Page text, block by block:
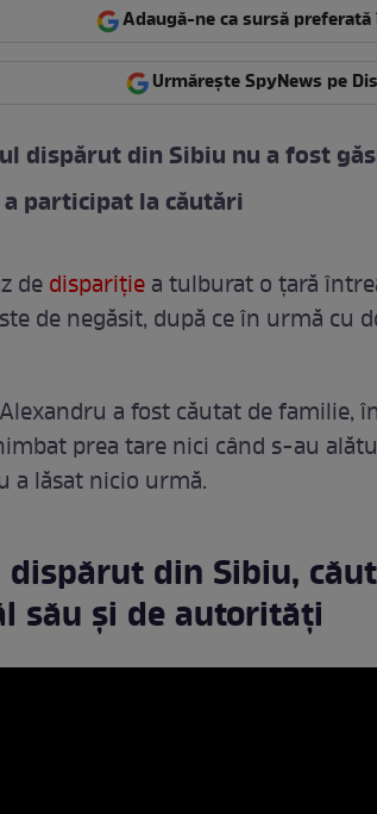
Adaugă-ne ca sursă preferată
Urmărește SpyNews pe
dispărut din Sibiu nu a fost
participat la căutări
dedisparițiea tulburat o țară
de negăsit, după ce în urmă cu
a fost căutat de familie,
prea tare nici când s-au
a lăsat nicio urmă.
dispărut din Sibiu,
său și de autorități